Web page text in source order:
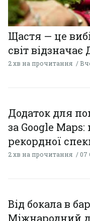
Щастя — це
світ
2 хв на прочитання
Додаток для
за Google
рекордної
2 хв на прочитання 07
Від бокала в
Міжнародний